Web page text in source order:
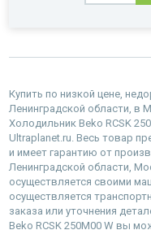
Купить по низкой цене,
Ленинградской области, в
Холодильник Beko RCSK
Ultraplanet.ru. Весь товар
и имеет гарантию от
Ленинградской области,
осуществляется своими
осуществляется
заказа или уточнения
Beko RCSK 250M00 W вы